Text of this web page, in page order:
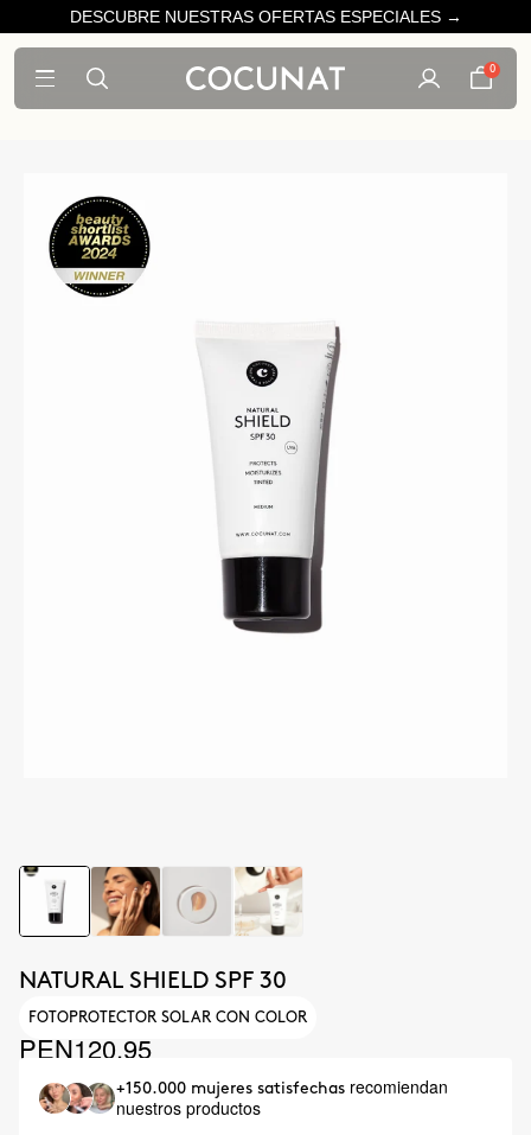
DESCUBRE NUESTRAS OFERTAS ESPECIALES →
0
NATURAL SHIELD SPF 30
FOTOPROTECTOR SOLAR CON COLOR
PEN120.95
+150.000 mujeres satisfechas recomiendan
nuestros productos